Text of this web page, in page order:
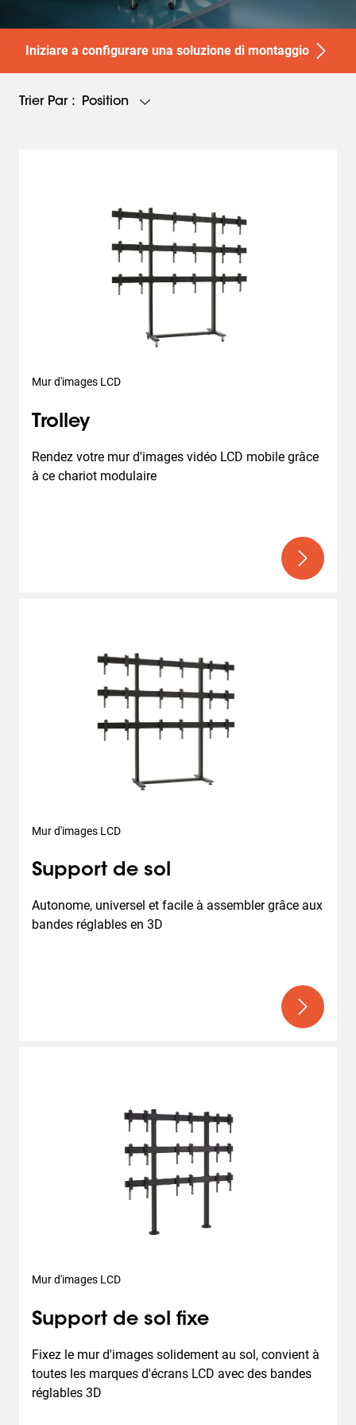
Iniziare a configurare una soluzione di montaggio
Trier Par : Position
Mur d'images LCD
Trolley
Rendez votre mur d'images vidéo LCD mobile grâce
à ce chariot modulaire
Mur d'images LCD
Support de sol
Autonome, universel et facile à assembler grâce aux
bandes réglables en 3D
Mur d'images LCD
Support de sol fixe
Fixez le mur d'images solidement au sol, convient à
toutes les marques d'écrans LCD avec des bandes
réglables 3D